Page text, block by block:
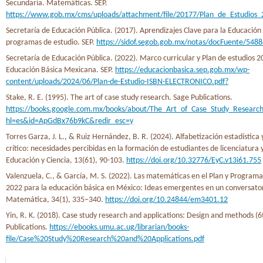
Secundaria. Matemáticas. SEP.
https://www.gob.mx/cms/uploads/attachment/file/20177/
Secretaría de Educación Pública. (2017). Aprendizajes Clave para la
programas de estudio. SEP. https://sidof.segob.gob.mx/notas/docFuente/
Secretaría de Educación Pública. (2022). Marco curricular y Plan de estudios
Educación Básica Mexicana. SEP. https://educacionbasica.sep.gob.mx/wp-
content/uploads/2024/06/Plan-de-Estudio-ISBN-ELECTRONICO.pdf?
Stake, R. E. (1995). The art of case study research. Sage Publications.
https://books.google.com.mx/books/about/
hl=es&id=ApGdBx76b9kC&redir_esc=y
Torres Garza, J. L., & Ruiz Hernández, B. R. (2024). Alfabetización estadística
crítico: necesidades percibidas en la formación de estudiantes de licenciatura
Educación y Ciencia, 13(61), 90-103. https://doi.org/10.32776/EyC.v13i61.755
Valenzuela, C., & García, M. S. (2022). Las matemáticas en el Plan y
2022 para la educación básica en México: Ideas emergentes en un
Matemática, 34(1), 335–340. https://doi.org/10.24844/em3401.12
Yin, R. K. (2018). Case study research and applications: Design and methods
Publications. https://ebooks.umu.ac.ug/librarian/books-
file/Case%20Study%20Research%20and%20Applications.pdf